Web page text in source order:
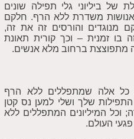
של ביליוני גלי תפילה שונים
משדרת ללא הרף. חלקם
מנוגדים והורסים זה את זה,
בו זמנית – וכך קורית תאונת
מתפוצצת ברחוב מלא אנשים.
כל אלה שמתפללים ללא הרף
שלך ושלי למען נס קטן
וכל המיליונים המתפללים ללא
העולם.